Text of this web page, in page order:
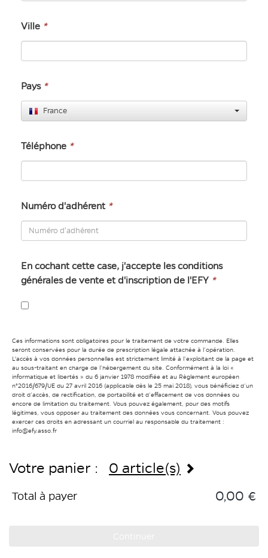
Ville *
Pays *
France
Téléphone *
Numéro d'adhérent *
En cochant cette case, j'accepte les conditions
générales de vente et d'inscription de l'EFY *
Ces informations sont obligatoires pour le traitement de votre commande. Elles
seront conservées pour la durée de prescription légale attachée à l’opération.
L'accès à vos données personnelles est strictement limité à l’exploitant de la page et
au sous-traitant en charge de l’hébergement du site. Conformément à la loi «
informatique et libertés » du 6 janvier 1978 modifiée et au Règlement européen
n°2016/679/UE du 27 avril 2016 (applicable dès le 25 mai 2018), vous bénéficiez d’un
droit d’accès, de rectification, de portabilité et d’effacement de vos données ou
encore de limitation du traitement. Vous pouvez également, pour des motifs
légitimes, vous opposer au traitement des données vous concernant. Vous pouvez
exercer ces droits en adressant un courriel au responsable du traitement :
info@efy.asso.fr
Votre panier : 0 article(s)
Total à payer 0,00 €